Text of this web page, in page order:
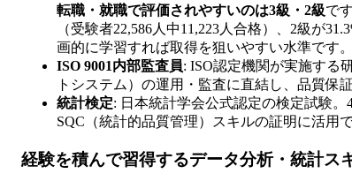
転職・就職で評価されやすいのは3級・2級で
（受験者22,586人中11,223人合格）、2級が
画的に学習すれば取得を狙いやすい水準です。
ISO 9001内部監査員: ISO認定機関が実施する
トシステム）の運用・監査に直結し、品質保
統計検定: 日本統計学会公式認定の検定試験。
SQC（統計的品質管理）スキルの証明に活用で
経験を積んで習得するデータ分析・統計ス